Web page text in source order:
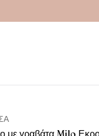
με γραβάτα Milo